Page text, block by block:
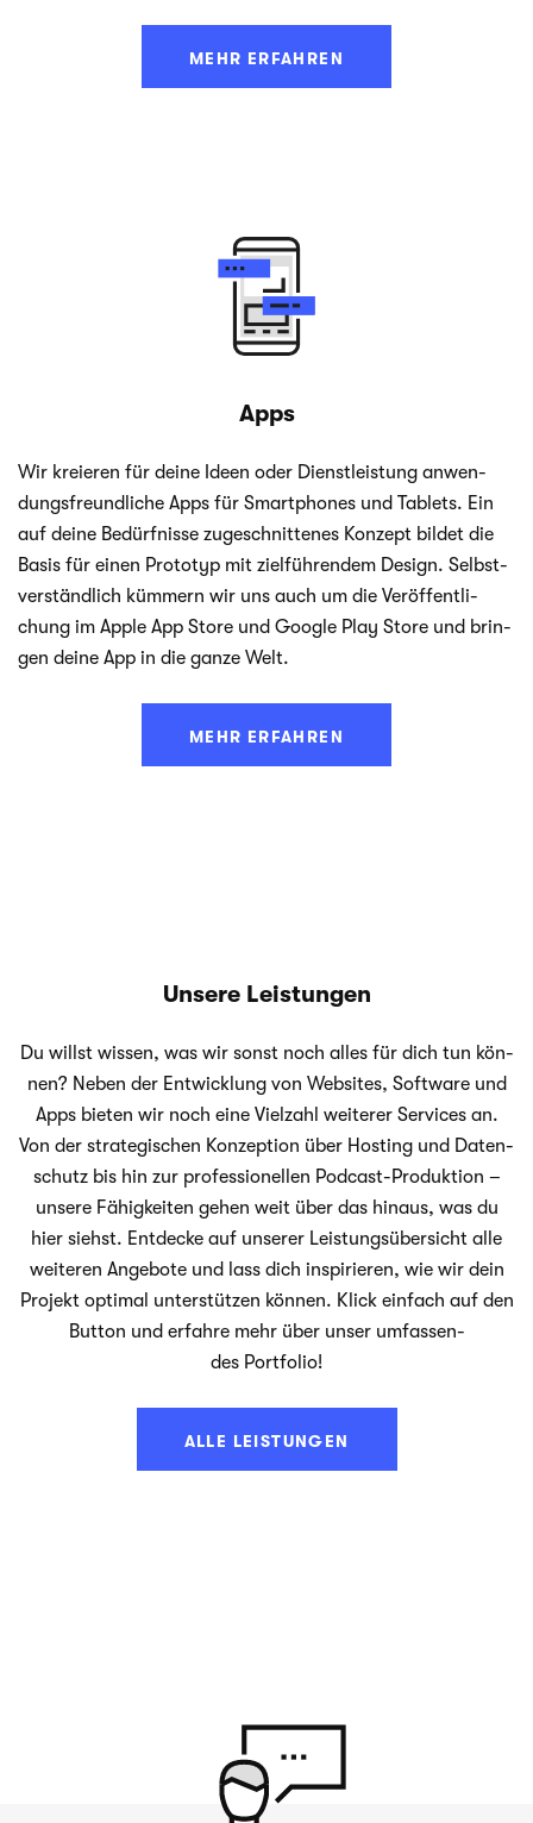
MEHR ERFAHREN
Apps
Wir kre­ieren für deine Ideen oder Dienst­leis­tung anwen­
dungs­freund­li­che Apps für Smart­phones und Tablets. Ein
auf deine Bedürf­nisse zuge­schnit­te­nes Kon­zept bil­det die
Basis für einen Pro­to­typ mit ziel­füh­ren­dem Design. Selbst­
ver­ständ­lich küm­mern wir uns auch um die Ver­öf­fent­li­
chung im Apple App Store und Google Play Store und brin­
gen deine App in die ganze Welt.
MEHR ERFAHREN
Unsere Leistungen
Du willst wis­sen, was wir sonst noch alles für dich tun kön­
nen? Neben der Ent­wick­lung von Web­sites, Soft­ware und
Apps bie­ten wir noch eine Viel­zahl wei­te­rer Ser­vices an.
Von der stra­te­gi­schen Kon­zep­tion über Hos­ting und Daten­
schutz bis hin zur pro­fes­sio­nel­len Podcast-Produktion –
unsere Fähig­kei­ten gehen weit über das hin­aus, was du
hier siehst. Ent­de­cke auf unse­rer Leis­tungs­über­sicht alle
wei­te­ren Ange­bote und lass dich inspi­rie­ren, wie wir dein
Pro­jekt opti­mal unter­stüt­zen kön­nen. Klick ein­fach auf den
But­ton und erfahre mehr über unser umfas­sen­
des Portfolio!
ALLE LEISTUNGEN